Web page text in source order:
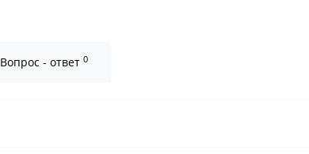
Вопрос - ответ 0